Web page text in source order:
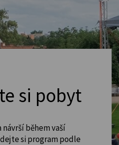
si pobyt
návrší během vaší
si program podle